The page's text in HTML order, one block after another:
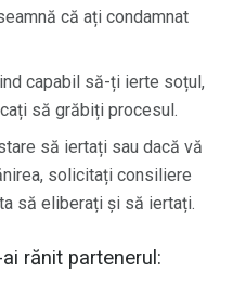
că ați condamnat
capabil să-ți ierte soțul,
să grăbiți procesul.
să iertați sau dacă vă
solicitați consiliere
să eliberați și să iertați.
rănit partenerul: